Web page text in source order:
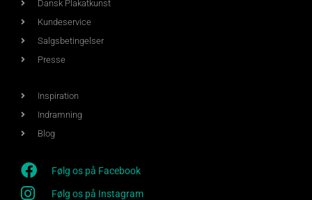
Dansk Plakatkunst
Kundeservice
Salgsbetingelser
Presse
Inspiration
Indramning
Blog
Følg os på Facebook
Følg os på Instagram